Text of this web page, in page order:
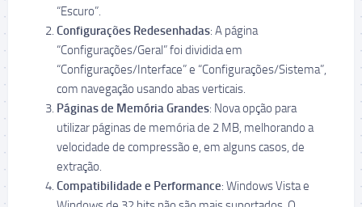
“Escuro”.
Configurações Redesenhadas: A página
“Configurações/Geral” foi dividida em
“Configurações/Interface” e “Configurações/Sistema”,
com navegação usando abas verticais.
Páginas de Memória Grandes: Nova opção para
utilizar páginas de memória de 2 MB, melhorando a
velocidade de compressão e, em alguns casos, de
extração.
Compatibilidade e Performance: Windows Vista e